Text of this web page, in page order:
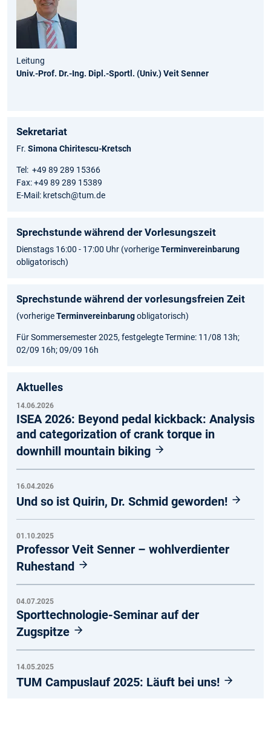
Leitung
Univ.-Prof. Dr.-Ing. Dipl.-Sportl. (Univ.) Veit Senner
Sekretariat
Fr. Simona Chiritescu-Kretsch
Tel: +49 89 289 15366
Fax: +49 89 289 15389
E-Mail: kretsch@tum.de
Sprechstunde während der Vorlesungszeit
Dienstags 16:00 - 17:00 Uhr (vorherigeTerminvereinbarung
obligatorisch)
Sprechstunde während der vorlesungsfreien Zeit
(vorherigeTerminvereinbarungobligatorisch)
Für Sommersemester 2025, festgelegte Termine: 11/08 13h;
02/09 16h; 09/09 16h
Aktuelles
14.06.2026
ISEA 2026: Beyond pedal kickback: Analysis
and categorization of crank torque in
downhill mountain biking
16.04.2026
Und so ist Quirin, Dr. Schmid geworden!
01.10.2025
Professor Veit Senner – wohlverdienter
Ruhestand
04.07.2025
Sporttechnologie-Seminar auf der
Zugspitze
14.05.2025
TUM Campuslauf 2025: Läuft bei uns!